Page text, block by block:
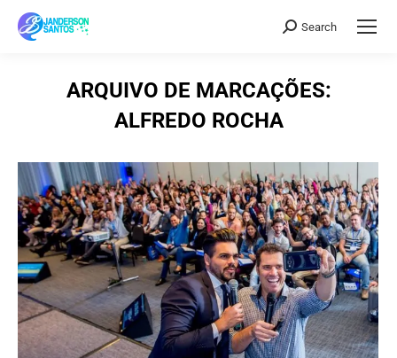
Search:
Search
ARQUIVO DE MARCAÇÕES:
ALFREDO ROCHA